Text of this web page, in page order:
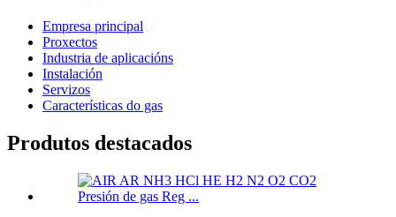
Empresa principal
Proxectos
Industria de aplicacións
Instalación
Servizos
Características do gas
Produtos destacados